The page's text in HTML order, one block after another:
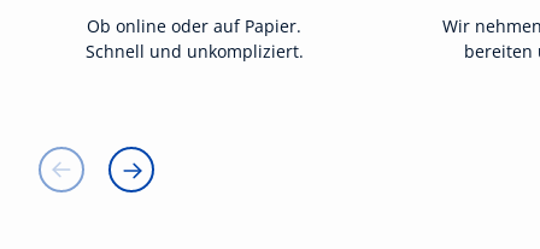
Ob online oder auf Papier.
Schnell und unkompliziert.
Wir
bereiten